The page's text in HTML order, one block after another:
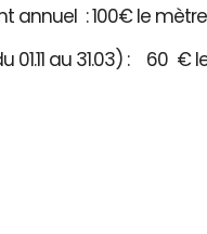
annuel : 100€ le
01.11 au 31.03) : 60 €